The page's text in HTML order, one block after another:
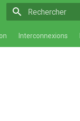
Interconnexions